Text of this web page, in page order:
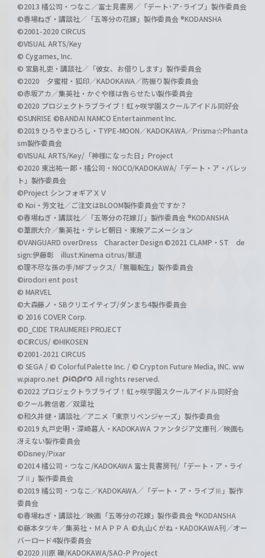
©2013 橘公司・つなこ／富士見書房／「デート･ア･ライブ」製作委員会
©春場ねぎ・講談社／「五等分の花嫁」製作委員会 ®KODANSHA
©2001-2020 CIRCUS
©VISUAL ARTS/Key
© Cygames, Inc.
© 宮島礼吏・講談社／「彼女、お借りします」製作委員会
©2020 夕蜜柑・狐印／KADOKAWA／防振り製作委員会
©赤坂アカ／集英社・かぐや様は告らせたい製作委員会
©2020 プロジェクトラブライブ！虹ヶ咲学園スクールアイドル同好会
©SUNRISE ©BANDAI NAMCO Entertainment Inc.
©2019 ひろやまひろし・TYPE-MOON／KADOKAWA／Prisma☆Phanta
sm製作委員会
©VISUAL ARTS/Key/「神様になった日」Project
©2020 東出祐一郎・橘公司・NOCO/KADOKAWA/「デート・ア・バレッ
ト」製作委員会
©Project シンフォギアＸＶ
© Koi・芳文社／ご注文はBLOOM製作委員会ですか？
©春場ねぎ・講談社／「五等分の花嫁∬」製作委員会 ®KODANSHA
©葦原大介／集英社・テレビ朝日・東映アニメーション
©VANGUARD overDress Character Design ©2021 CLAMP・ST de
sign:伊藤彰 illust:Kinema citrus/獣道
©理不尽な孫の手/MFブックス/「無職転生」製作委員会
©irodori ent post
© MARVEL
©大森藤ノ・SBクリエイティブ/ダンまち4製作委員会
© 2016 COVER Corp.
©D_CIDE TRAUMEREI PROJECT
©CIRCUS/ ©HIKOSEN
©2001-2021 CIRCUS
© SEGA / © Colorful Palette Inc. / © Crypton Future Media, INC. ww
w.piapro.net
All rights reserved.
©2022 プロジェクトラブライブ！虹ヶ咲学園スクールアイドル同好会
©クール教信者／双葉社
©和久井健・講談社／アニメ「東京リベンジャーズ」製作委員会
©2019 丸戸史明・深崎暮人・KADOKAWA ファンタジア文庫刊／映画も
冴えない製作委員会
©Disney/Pixar
©2014 橘公司・つなこ/KADOKAWA 富士見書房刊/「デート・ア・ライ
ブⅡ」製作委員会
©2019 橘公司・つなこ／KADOKAWA／「デート・ア・ライブⅢ」製作
委員会
©春場ねぎ・講談社／映画「五等分の花嫁」製作委員会 ®KODANSHA
©藤本タツキ／集英社・ＭＡＰＰＡ ©丸山くがね・KADOKAWA刊／オー
バーロード4製作委員会
©2020 川原 礫/KADOKAWA/SAO-P Project